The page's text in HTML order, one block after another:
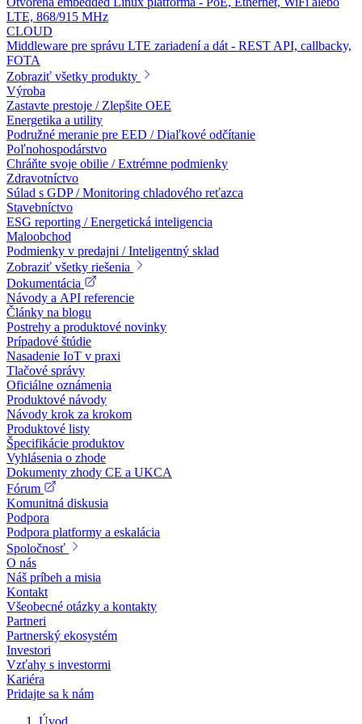
LTE, 868/915 MHz
CLOUD
Middleware pre správu LTE zariadení a dát - REST API, callbacky,
FOTA
Zobraziť všetky produkty
Výroba
Zastavte prestoje / Zlepšite OEE
Energetika a utility
Podružné meranie pre EED / Diaľkové odčítanie
Poľnohospodárstvo
Chráňte svoje obilie / Extrémne podmienky
Zdravotníctvo
Súlad s GDP / Monitoring chladového reťazca
Stavebníctvo
ESG reporting / Energetická inteligencia
Maloobchod
Podmienky v predajni / Inteligentný sklad
Zobraziť všetky riešenia
Dokumentácia
Návody a API referencie
Články na blogu
Postrehy a produktové novinky
Prípadové štúdie
Nasadenie IoT v praxi
Tlačové správy
Oficiálne oznámenia
Produktové návody
Návody krok za krokom
Produktové listy
Špecifikácie produktov
Vyhlásenia o zhode
Dokumenty zhody CE a UKCA
Fórum
Komunitná diskusia
Podpora
Podpora platformy a eskalácia
Spoločnosť
O nás
Náš príbeh a misia
Kontakt
Všeobecné otázky a kontakty
Partneri
Partnerský ekosystém
Investori
Vzťahy s investormi
Kariéra
Pridajte sa k nám
Úvod